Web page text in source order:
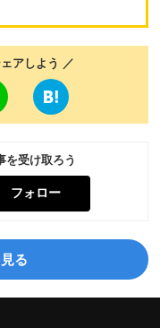
アしよう ／
を受け取ろう
フォロー
る